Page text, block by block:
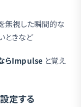
無視した瞬間的な
ときなど
らImpulse と覚え
定する